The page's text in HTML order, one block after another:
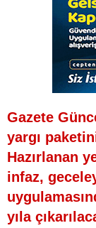
Gazete
yargı
Hazırlanan
infaz,
yıla